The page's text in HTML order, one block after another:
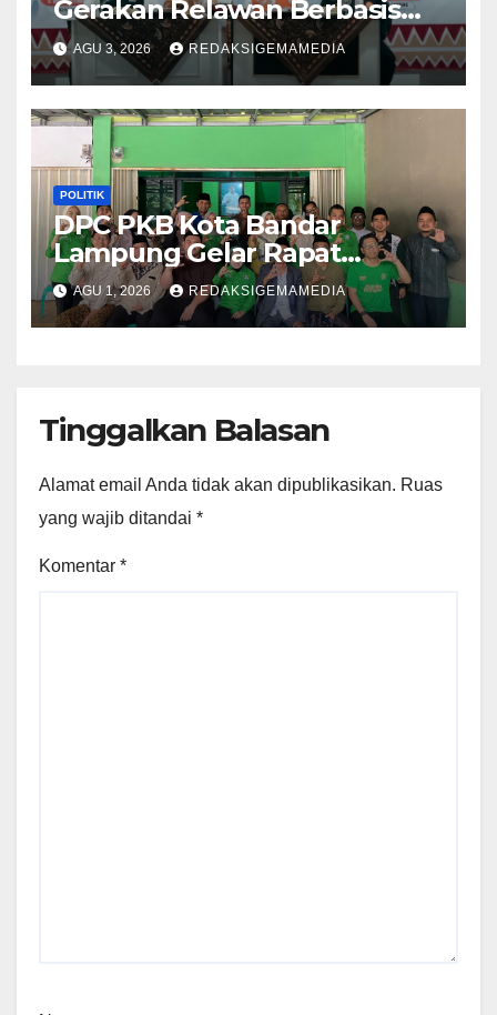
Gerakan Relawan Berbasis
Pelayanan, Targetkan 56 Ribu
Sahabat PKS di Seluruh
Lampung
AGU 3, 2026 REDAKSIGEMAMEDIA
POLITIK
DPC PKB Kota Bandar
Lampung Gelar Rapat
Pengurus, Perkuat
Konsolidasi Menuju Partai
yang Semakin Dekat dengan
AGU 1, 2026 REDAKSIGEMAMEDIA
Tinggalkan Balasan
Alamat email Anda tidak akan dipublikasikan. Ruas
yang wajib ditandai *
Komentar *